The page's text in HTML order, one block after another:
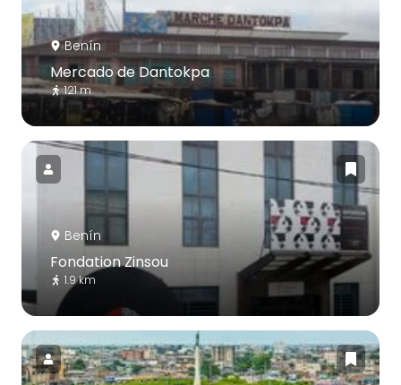
Benín
Mercado de Dantokpa
121 m
Benín
Fondation Zinsou
1.9 km